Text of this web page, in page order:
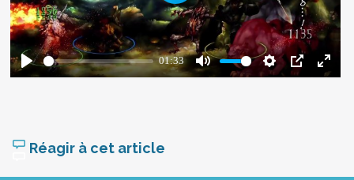
Réagir à cet article